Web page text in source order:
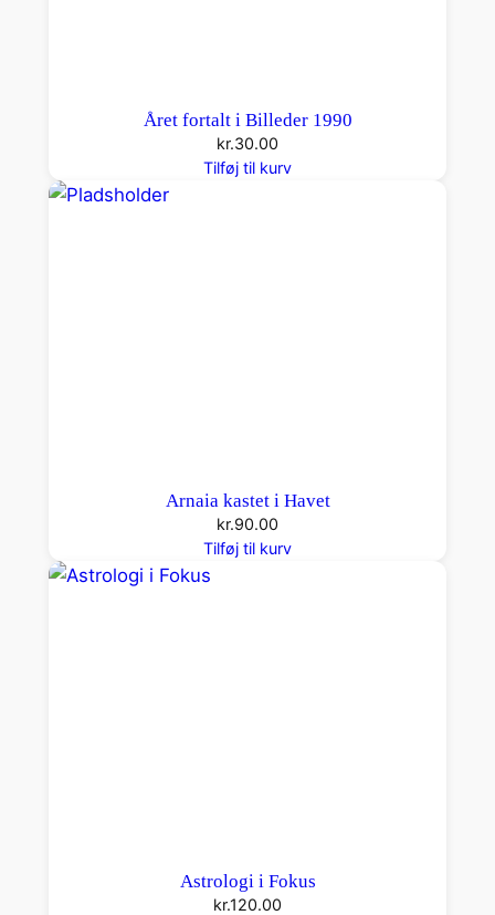
Året fortalt i Billeder 1990
kr.30.00
Tilføj til kurv
Arnaia kastet i Havet
kr.90.00
Tilføj til kurv
Astrologi i Fokus
kr.120.00